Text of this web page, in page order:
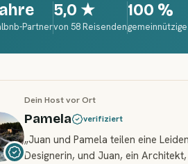
Partner
5,0 ★
von 58 Reisenden
100 %
Dein Host vor Ort
Pamela verifiziert
„Juan und Pamela teilen eine
Designerin, und Juan, ein